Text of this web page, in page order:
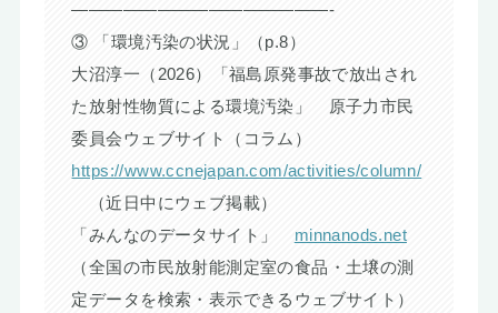
———————————————-
③ 「環境汚染の状況」（p.8）
大沼淳一（2026）「福島原発事故で放出され
た放射性物質による環境汚染」 原子力市民
委員会ウェブサイト（コラム）
https://www.ccnejapan.com/activities/column/
（近日中にウェブ掲載）
「みんなのデータサイト」 minnanods.net
（全国の市民放射能測定室の食品・土壌の測
定データを検索・表示できるウェブサイト）